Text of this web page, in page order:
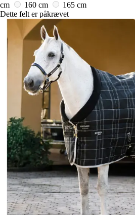
cm
160 cm
165 cm
Dette felt er påkrævet